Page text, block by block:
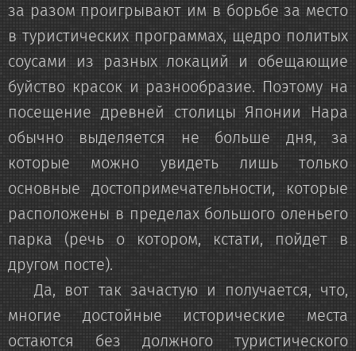
за разом проигрывают им в борьбе за место
в туристических программах, щедро политых
соусами из разных локаций и обещающие
буйство красок и разнообразие. Поэтому на
посещение древней столицы Японии Нара
обычно выделяется не больше дня, за
которые можно увидеть лишь только
основные достопримечательности, которые
расположены в пределах большого оленьего
парка (речь о котором, кстати, пойдет в
другом посте).
Да, вот так зачастую и получается, что,
многие достойные исторические места
остаются без должного туристического